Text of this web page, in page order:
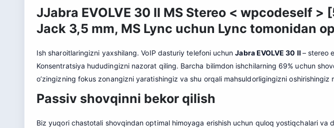
JJabra EVOLVE 30 II MS Stereo < wpcodeself
Jack 3,5 mm, MS Lync uchun Lync tomonidan
Ish sharoitlaringizni yaxshilang. VoIP dasturiy telefoni uchunJabra EVOLVE 30 II – stereo
Konsentratsiya hududingizni nazorat qiling. Barcha bilimdon ishchilarning 69% uchun
o’zingizning fokus zonangizni yaratishingiz va shu orqali mahsuldorligingizni oshirishingiz
Passiv shovqinni bekor qilish
Biz yuqori chastotali shovqindan optimal himoyaga erishish uchun quloq yostiqchalari va